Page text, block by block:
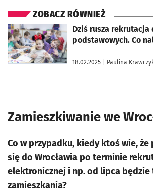
ZOBACZ RÓWNIEŻ
Dziś rusza rekrutacja
podstawowych. Co
18.02.2025 | Paulina
otworzy się w nowej karcie
Zamieszkiwanie we
Co w przypadku, kiedy ktoś wie,
się do Wrocławia po terminie
elektronicznej i np. od lipca
zamieszkania?